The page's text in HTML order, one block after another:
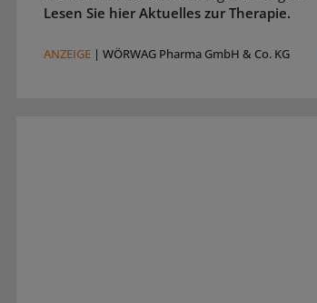
Lesen Sie hier Aktuelles zur Therapie.
ANZEIGE | WÖRWAG Pharma GmbH & Co. KG